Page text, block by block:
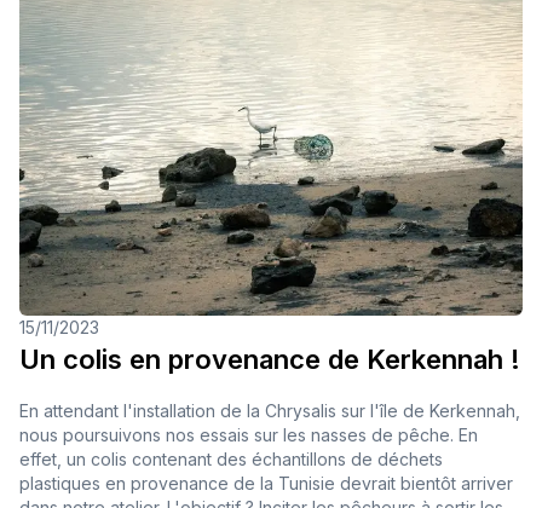
15/11/2023
Un colis en provenance de Kerkennah !
En attendant l'installation de la Chrysalis sur l'île de Kerkennah,
nous poursuivons nos essais sur les nasses de pêche. En
effet, un colis contenant des échantillons de déchets
plastiques en provenance de la Tunisie devrait bientôt arriver